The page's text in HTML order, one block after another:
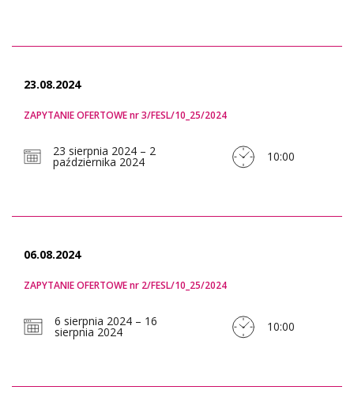
23.08.2024
ZAPYTANIE OFERTOWE nr 3/FESL/10_25/2024
23 sierpnia 2024 – 2
października 2024 10:00
06.08.2024
ZAPYTANIE OFERTOWE nr 2/FESL/10_25/2024
6 sierpnia 2024 – 16
sierpnia 2024 10:00